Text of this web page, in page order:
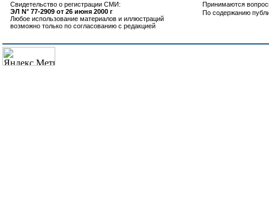
Свидетельство о регистрации СМИ:
ЭЛ N° 77-2909 от 26 июня 2000 г
Любое использование материалов и иллюстраций
возможно только по согласованию с редакцией
Принимаются
По содержанию